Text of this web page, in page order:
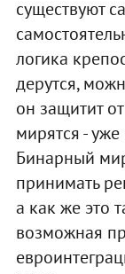
существуют
логика
дерутся,
он защитит
мирятся -
Бинарный
принимать
а как же это
возможная